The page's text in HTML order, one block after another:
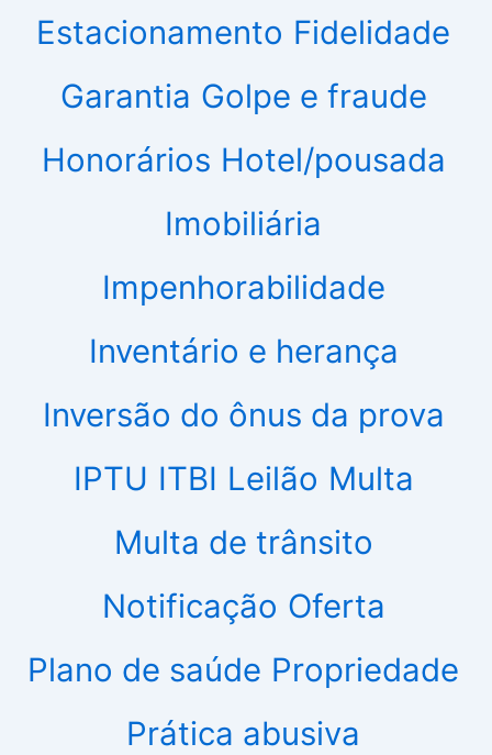
Estacionamento Fidelidade
Garantia Golpe e fraude
Honorários Hotel/pousada
Imobiliária
Impenhorabilidade
Inventário e herança
Inversão do ônus da prova
IPTU ITBI Leilão Multa
Multa de trânsito
Notificação Oferta
Plano de saúde Propriedade
Prática abusiva